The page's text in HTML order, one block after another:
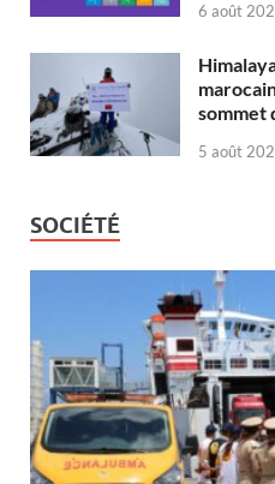
6 août
sommet
5 août
SOCIÉTÉ